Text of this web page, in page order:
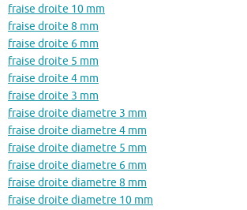
fraise droite 10 mm
fraise droite 8 mm
fraise droite 6 mm
fraise droite 5 mm
fraise droite 4 mm
fraise droite 3 mm
fraise droite diametre 3 mm
fraise droite diametre 4 mm
fraise droite diametre 5 mm
fraise droite diametre 6 mm
fraise droite diametre 8 mm
fraise droite diametre 10 mm